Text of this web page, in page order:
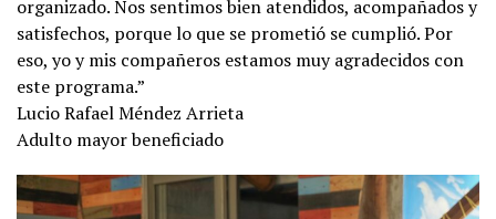
organizado. Nos sentimos bien atendidos, acompañados y
satisfechos, porque lo que se prometió se cumplió. Por
eso, yo y mis compañeros estamos muy agradecidos con
este programa.”
Lucio Rafael Méndez Arrieta
Adulto mayor beneficiado